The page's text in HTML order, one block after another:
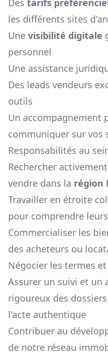
Des tarifs
les différents sites
Une visibilité digitale
personnel
Une assistance
Des leads vendeurs
outils
Un accompagnement
communiquer sur vos
Responsabilités au
Rechercher
vendre dans la région
Travailler en étroite
pour comprendre
Commercialiser les
des acheteurs ou
Négocier les termes
Assurer un suivi et un
rigoureux des
l'acte authentique
Contribuer au
de notre réseau